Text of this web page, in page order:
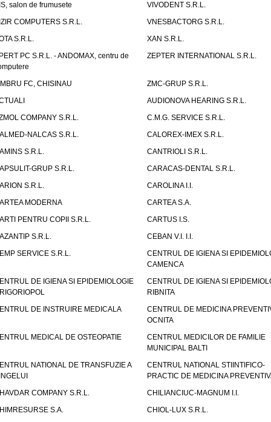
salon de frumusete
VIVODENT S.R.L.
COMPUTERS S.R.L.
VNESBACTORG S.R.L.
S.R.L.
XAN S.R.L.
PC S.R.L. - ANDOMAX, centru de
ZEPTER INTERNATIONAL S.R.L.
FC, CHISINAU
ZMC-GRUP S.R.L.
AUDIONOVA HEARING S.R.L.
COMPANY S.R.L.
C.M.G. SERVICE S.R.L.
NALCAS S.R.L.
CALOREX-IMEX S.R.L.
S.R.L.
CANTRIOLI S.R.L.
GRUP S.R.L.
CARACAS-DENTAL S.R.L.
S.R.L.
CAROLINA I.I.
MODERNA
CARTEA S.A.
PENTRU COPII S.R.L.
CARTUS I.S.
S.R.L.
CEBAN V.I. I.I.
SERVICE S.R.L.
CENTRUL DE IGIENA SI
CAMENCA
DE IGIENA SI EPIDEMIOLOGIE
CENTRUL DE IGIENA SI
RIBNITA
DE INSTRUIRE MEDICALA
CENTRUL DE MEDICINA
OCNITA
MEDICAL DE OSTEOPATIE
CENTRUL MEDICILOR DE FAMILIE
MUNICIPAL BALTI
NATIONAL DE TRANSFUZIE A
CENTRUL NATIONAL STIINTIFICO-
PRACTIC DE MEDICINA
COMPANY S.R.L.
CHILIANCIUC-MAGNUM I.I.
S.A.
CHIOL-LUX S.R.L.